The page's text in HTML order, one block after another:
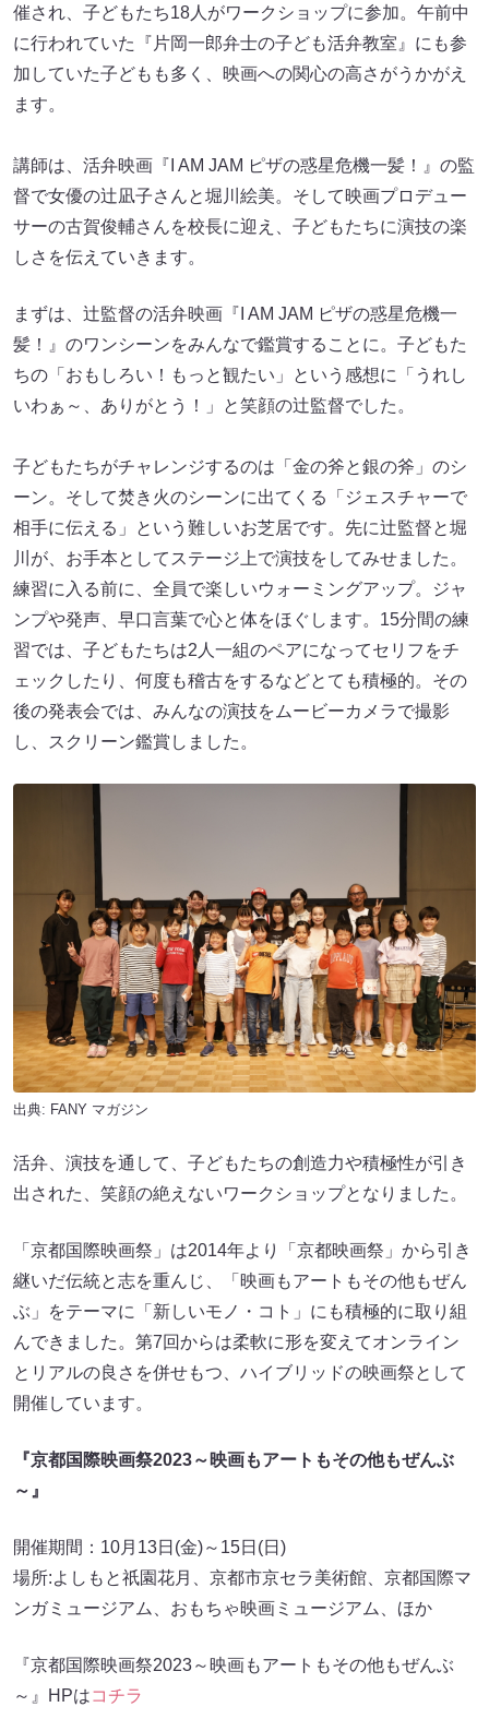
催され、子どもたち18人がワークショップに参加。午前中
に行われていた『片岡一郎弁士の子ども活弁教室』にも参
加していた子どもも多く、映画への関心の高さがうかがえ
ます。
講師は、活弁映画『I AM JAM ピザの惑星危機一髪！』の監
督で女優の辻凪子さんと堀川絵美。そして映画プロデュー
サーの古賀俊輔さんを校長に迎え、子どもたちに演技の楽
しさを伝えていきます。
まずは、辻監督の活弁映画『I AM JAM ピザの惑星危機一
髪！』のワンシーンをみんなで鑑賞することに。子どもた
ちの「おもしろい！もっと観たい」という感想に「うれし
いわぁ～、ありがとう！」と笑顔の辻監督でした。
子どもたちがチャレンジするのは「金の斧と銀の斧」のシ
ーン。そして焚き火のシーンに出てくる「ジェスチャーで
相手に伝える」という難しいお芝居です。先に辻監督と堀
川が、お手本としてステージ上で演技をしてみせました。
練習に入る前に、全員で楽しいウォーミングアップ。ジャ
ンプや発声、早口言葉で心と体をほぐします。15分間の練
習では、子どもたちは2人一組のペアになってセリフをチ
ェックしたり、何度も稽古をするなどとても積極的。その
後の発表会では、みんなの演技をムービーカメラで撮影
し、スクリーン鑑賞しました。
出典: FANY マガジン
活弁、演技を通して、子どもたちの創造力や積極性が引き
出された、笑顔の絶えないワークショップとなりました。
「京都国際映画祭」は2014年より「京都映画祭」から引き
継いだ伝統と志を重んじ、「映画もアートもその他もぜん
ぶ」をテーマに「新しいモノ・コト」にも積極的に取り組
んできました。第7回からは柔軟に形を変えてオンライン
とリアルの良さを併せもつ、ハイブリッドの映画祭として
開催しています。
『京都国際映画祭2023～映画もアートもその他もぜんぶ
～』
開催期間：10月13日(金)～15日(日)
場所:よしもと祇園花月、京都市京セラ美術館、京都国際マ
ンガミュージアム、おもちゃ映画ミュージアム、ほか
『京都国際映画祭2023～映画もアートもその他もぜんぶ
～』HPはコチラ